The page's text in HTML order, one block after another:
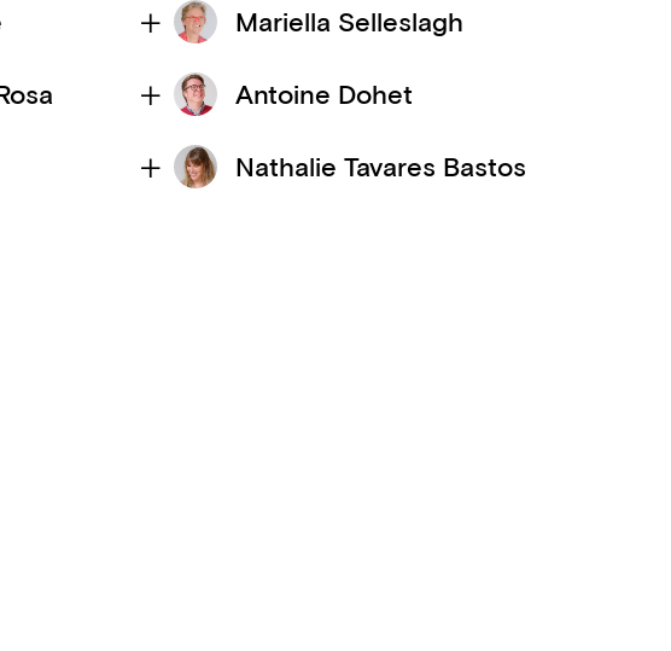
Mariella Selleslagh
Antoine Dohet
Nathalie Tavares Bastos